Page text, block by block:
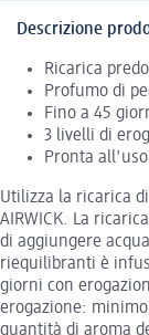
Descrizione
Ricarica
Profumo di
Fino a 45
3 livelli di
Pronta all'uso
Utilizza la ricarica
AIRWICK. La
di aggiungere
riequilibranti è
giorni con
erogazione:
quantità di aroma